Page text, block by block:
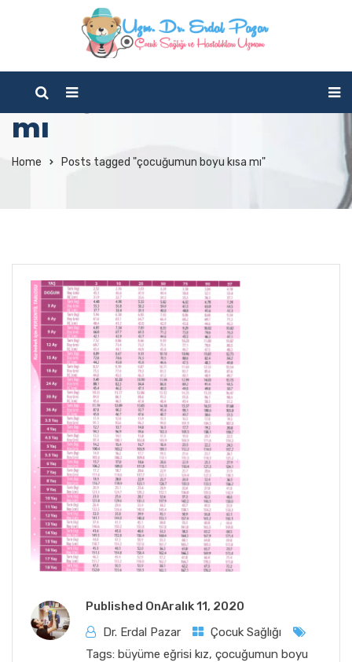
Tag Archives:
çocuğumun boyu kısa
mı
Home Posts tagged "çocuğumun boyu kısa mı"
Published OnAralık 11, 2020
Dr. Erdal Pazar
Çocuk Sağlığı
Tags: büyüme eğrisi kız, çocuğumun boyu